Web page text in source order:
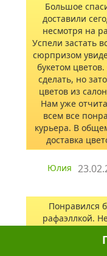
Большое
доставили
несмотря на
Успели застать
сюрпризом
букетом
сделать, но
цветов из
Нам уже
всем все
курьера. В
доставка
Юлия
Понравился
рафаэллкой.
предложение!